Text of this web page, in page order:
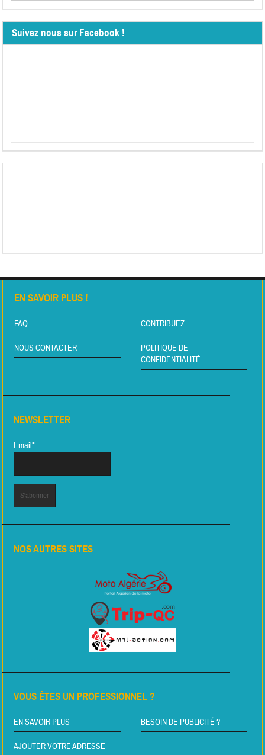
Suivez nous sur Facebook !
EN SAVOIR PLUS !
FAQ CONTRIBUEZ
NOUS CONTACTER
POLITIQUE DE
CONFIDENTIALITÉ
NEWSLETTER
Email*
NOS AUTRES SITES
VOUS ÊTES UN PROFESSIONNEL ?
EN SAVOIR PLUS BESOIN DE PUBLICITÉ ?
AJOUTER VOTRE ADRESSE